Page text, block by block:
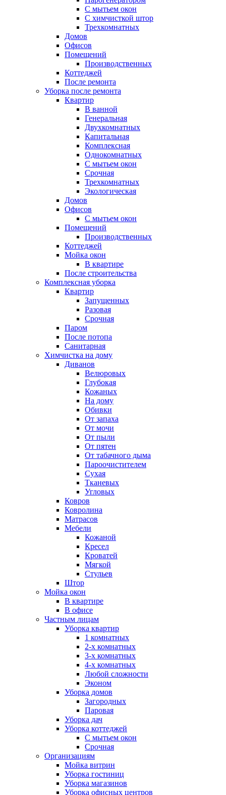
С мытьем окон
С химчисткой штор
Трехкомнатных
Домов
Офисов
Помещений
Производственных
Коттеджей
После ремонта
Уборка после ремонта
Квартир
В ванной
Генеральная
Двухкомнатных
Капитальная
Комплексная
Однокомнатных
С мытьем окон
Срочная
Трехкомнатных
Экологическая
Домов
Офисов
С мытьем окон
Помещений
Производственных
Коттеджей
Мойка окон
В квартире
После строительства
Комплексная уборка
Квартир
Запущенных
Разовая
Срочная
Паром
После потопа
Санитарная
Химчистка на дому
Диванов
Велюровых
Глубокая
Кожаных
На дому
Обивки
От запаха
От мочи
От пыли
От пятен
От табачного дыма
Пароочистителем
Сухая
Тканевых
Угловых
Ковров
Ковролина
Матрасов
Мебели
Кожаной
Кресел
Кроватей
Мягкой
Стульев
Штор
Мойка окон
В квартире
В офисе
Частным лицам
Уборка квартир
1 комнатных
2-х комнатных
3-х комнатных
4-х комнатных
Любой сложности
Эконом
Уборка домов
Загородных
Паровая
Уборка дач
Уборка коттеджей
С мытьем окон
Срочная
Организациям
Мойка витрин
Уборка гостиниц
Уборка магазинов
Уборка офисных центров